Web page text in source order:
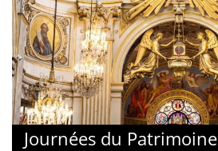
Journées du Patrimoine